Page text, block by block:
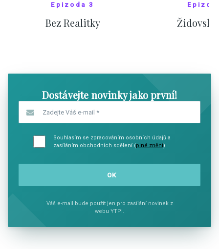
Epizoda 3
Bez Realitky
Dostávejte novinky jako první!
Souhlasím se zpracováním osobních údajů a
zasíláním obchodních sdělení (plné znění)
Váš e-mail bude použit jen pro zasílání novinek z
webu YTPI.